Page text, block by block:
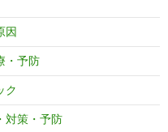
因
・予防
ク
対策・予防